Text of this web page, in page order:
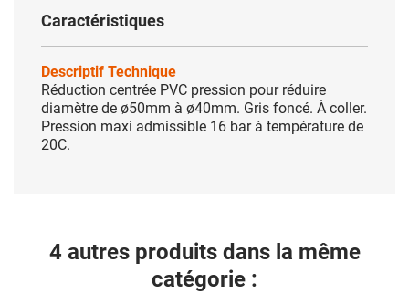
Caractéristiques
Descriptif Technique
Réduction centrée PVC pression pour réduire
diamètre de ø50mm à ø40mm. Gris foncé. À coller.
Pression maxi admissible 16 bar à température de
20C.
4 autres produits dans la même
catégorie :